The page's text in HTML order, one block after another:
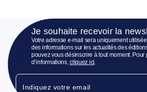
Je souhaite recevoir la
Votre adresse e-mail sera uniquement
des informations sur les actualités des
pouvez vous désinscrire à tout moment. Pour
d’informations,cliquez ici.
Indiquez votre email